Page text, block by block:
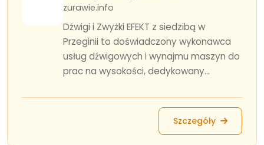
zurawie.info
Dźwigi i Zwyżki EFEKT z siedzibą w
Przeginii to doświadczony wykonawca
usług dźwigowych i wynajmu maszyn do
prac na wysokości, dedykowany...
Szczegóły